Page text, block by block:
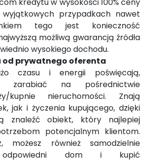
przypadkach nawet
tego jest konieczność
możliwą gwarancją źródła
wysokiego dochodu.
od prywatnego oferenta
czasu i energii poświęcają,
zarabiać na pośrednictwie
kupnie nieruchomości. Znają
jak i życzenia kupującego, dzięki
znaleźć obiekt, który najlepiej
potencjalnym klientom.
możesz również samodzielnie
odpowiedni dom i kupić